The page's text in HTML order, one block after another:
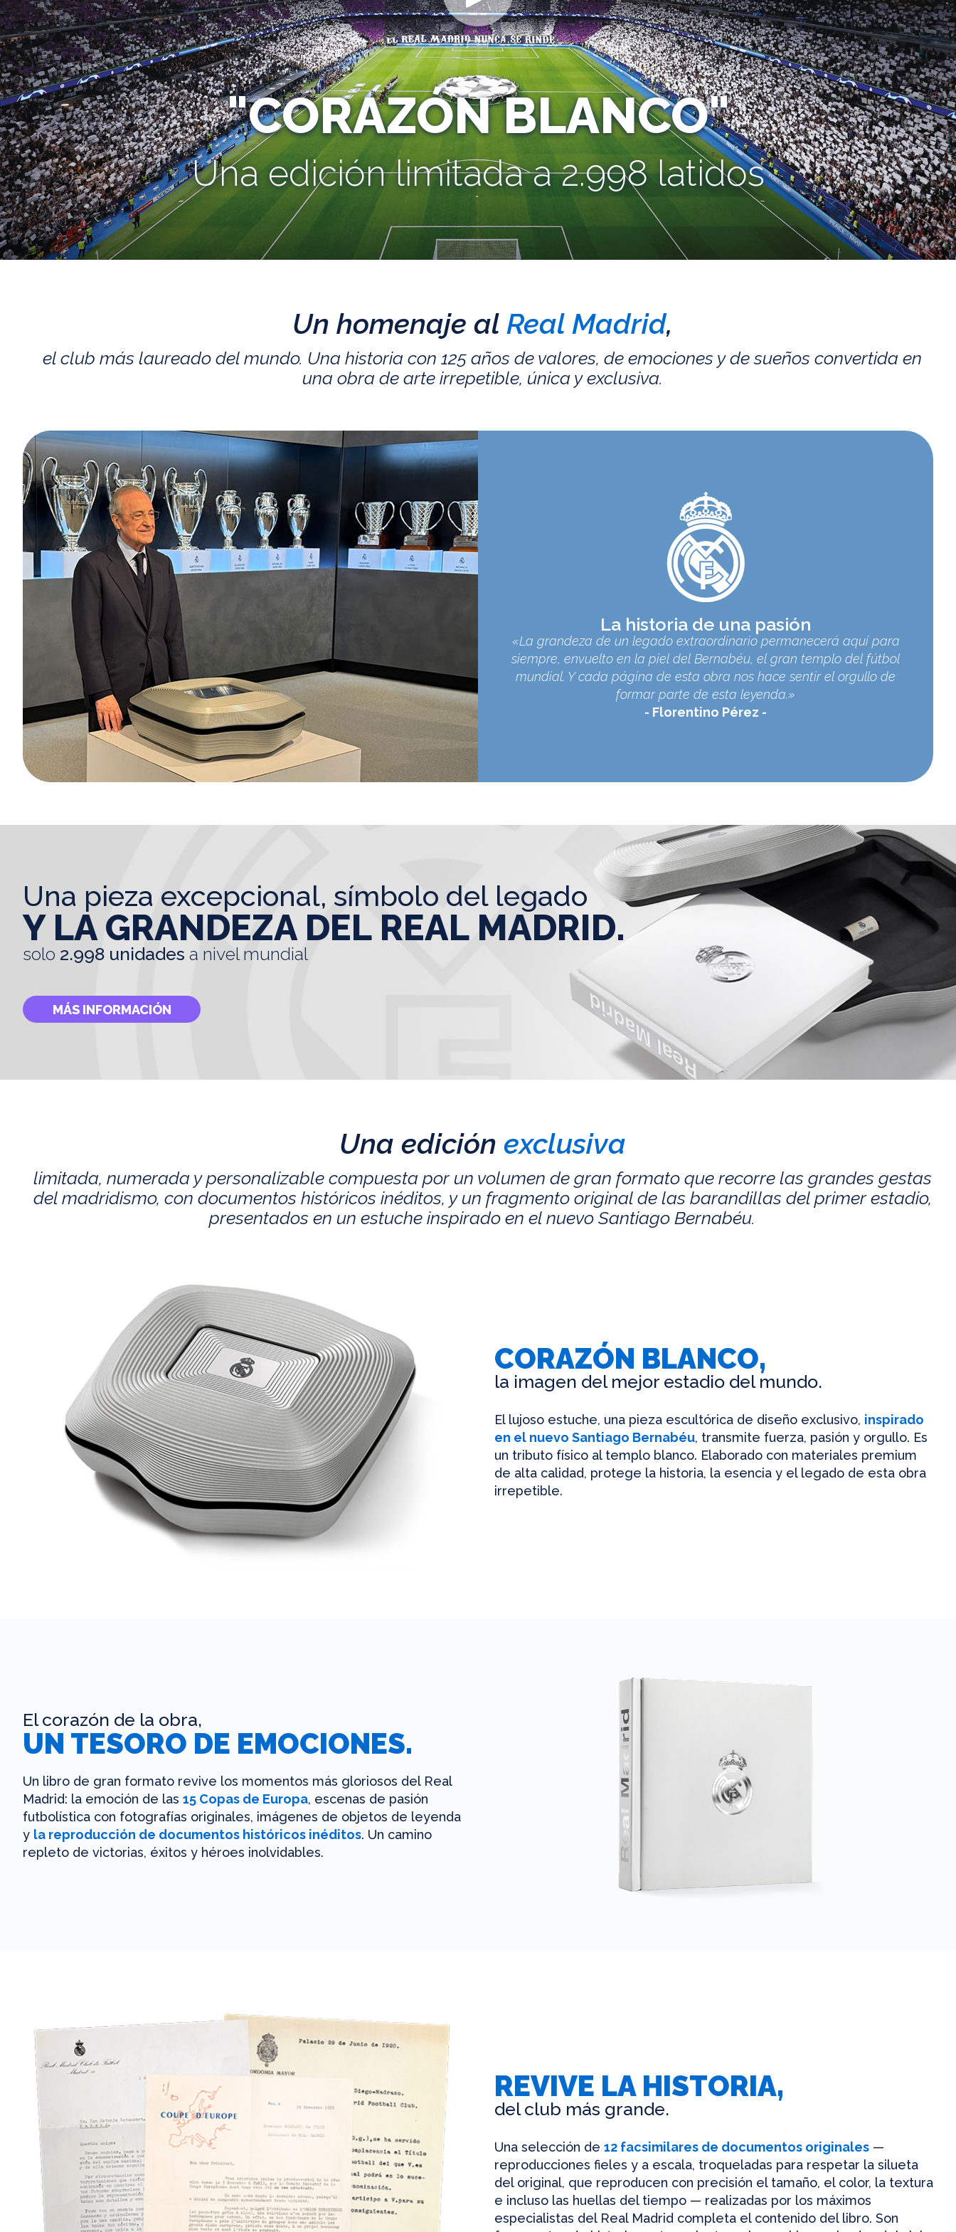
"CORAZÓN BLANCO"
Una edición limitada a 2.998 latidos
Un homenaje al Real Madrid,
el club más laureado del mundo. Una historia con 125 años de valores, de emociones y de sueños convertida en
una obra de arte irrepetible, única y exclusiva.
La historia de una pasión
«La grandeza de un legado extraordinario permanecerá aquí para
siempre, envuelto en la piel del Bernabéu, el gran templo del fútbol
mundial. Y cada página de esta obra nos hace sentir el orgullo de
formar parte de esta leyenda.»
Florentino Pérez
una pieza excepcional, símbolo del legado
Y LA GRANDEZA DEL REAL MADRID.
solo 2.998 unidades a nivel mundial
MÁS INFORMACIÓN
Una edición exclusiva
limitada, numerada y personalizable compuesta por un volumen de gran formato que recorre las grandes gestas
del madridismo, con documentos históricos inéditos, y un fragmento original de las barandillas del primer estadio,
presentados en un estuche inspirado en el nuevo Santiago Bernabéu.
CORAZÓN BLANCO,
la imagen del mejor estadio del mundo.
El lujoso estuche, una pieza escultórica de diseño exclusivo, inspirado
en el nuevo Santiago Bernabéu, transmite fuerza, pasión y orgullo. Es
un tributo físico al templo blanco. Elaborado con materiales premium
de alta calidad, protege la historia, la esencia y el legado de esta obra
irrepetible.
El corazón de la obra,
UN TESORO DE EMOCIONES.
Un libro de gran formato revive los momentos más gloriosos del Real
Madrid: la emoción de las 15 Copas de Europa, escenas de pasión
futbolística con fotografías originales, imágenes de objetos de leyenda
y la reproducción de documentos históricos inéditos. Un camino
repleto de victorias, éxitos y héroes inolvidables.
REVIVE LA HISTORIA,
del club más grande.
Una selección de 12 facsimilares de documentos originales —
reproducciones fieles y a escala, troqueladas para respetar la silueta
del original, que reproducen con precisión el tamaño, el color, la textura
e incluso las huellas del tiempo — realizadas por los máximos
especialistas del Real Madrid completa el contenido del libro. Son